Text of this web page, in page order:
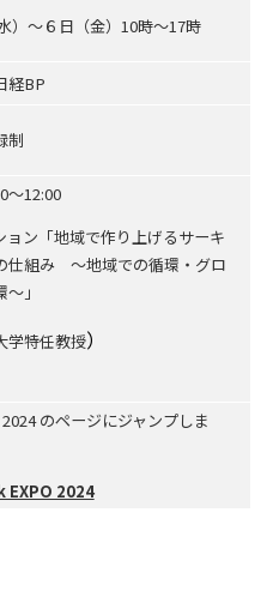
）～６日（金）10時～17時
経BP
制
～12:00
ョン「地域で作り上げるサーキ
仕組み ～地域での循環・グロ
」
学特任教授）
のページにジャンプしま
EXPO 2024